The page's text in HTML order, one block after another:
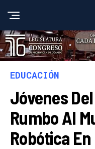
EDUCACIÓN
Jóvenes
Rumbo Al
Robótica